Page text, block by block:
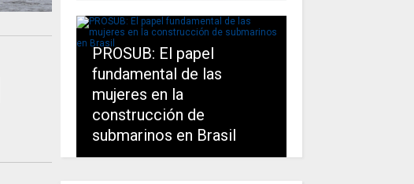
PROSUB: El papel
fundamental de las
mujeres en la
construcción de
submarinos en Brasil